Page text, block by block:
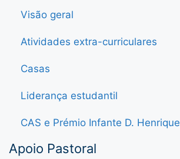
Visão geral
Atividades extra-curriculares
Casas
Liderança estudantil
CAS e Prémio Infante D. Henrique
Apoio Pastoral